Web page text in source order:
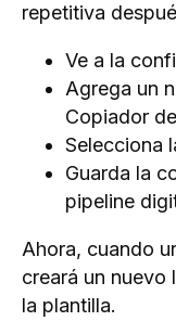
repetitiva
Ve a la
Agrega un
Copiador
Selecciona
Guarda la
pipeline
Ahora, cuando
creará un nuevo
la plantilla.